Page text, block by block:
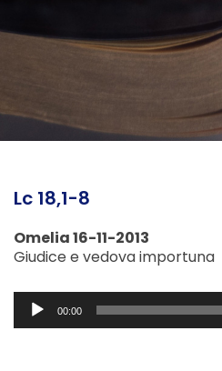
Lc 18,1-8
Omelia 16-11-2013
Giudice e vedova importuna
Audio
Player00:00